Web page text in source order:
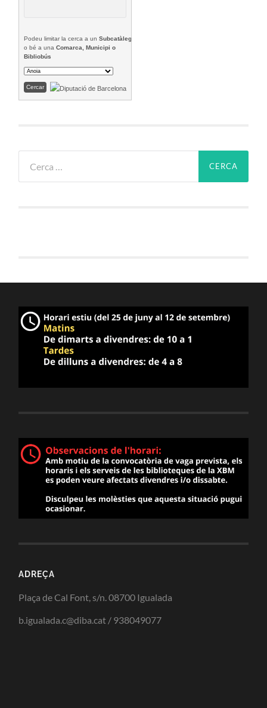
Podeu limitar la cerca a unSubcatàleg
o bé a unaComarca, Municipi o
Bibliobús
ADREÇA
Plaça de Cal Font, s/n. 08700 Igualada
b.igualada.c@diba.cat / 938049077